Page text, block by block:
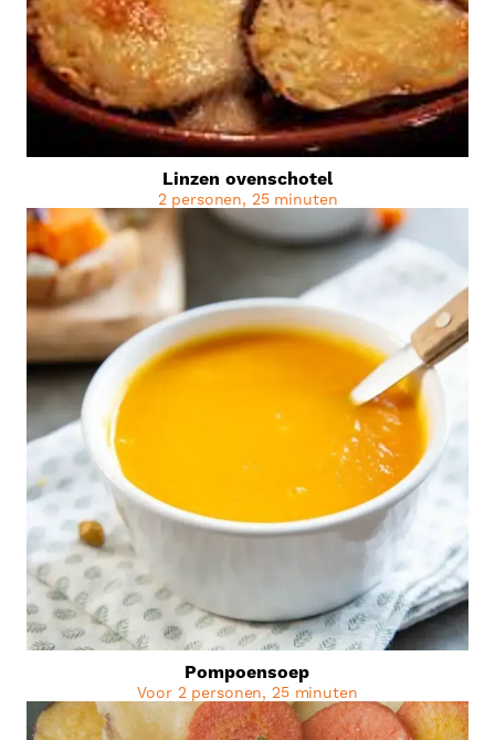
Linzen ovenschotel
2 personen, 25 minuten
Pompoensoep
Voor 2 personen, 25 minuten